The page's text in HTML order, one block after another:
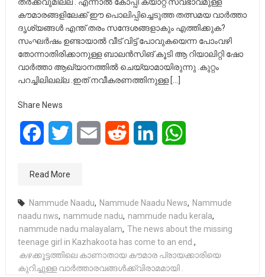
കൗമാരങ്ങളിലേക്ക്‌ ഈ പൊലിപ്പിച്ചെടുത്ത തത്സമയ വാർത്താ
ദൃശ്യങ്ങൾ എന്ത് തരം സന്ദേശങ്ങളാകും എത്തിക്കുക?
സംഘർഷം ഉണ്ടായാൽ വീട് വിട്ട് പോവുകയെന്ന പോംവഴി
തോന്നാതിരിക്കാനുള്ള ബാലൻസിങ് കൂടി ആ റിയാലിറ്റി ഷോ
വാർത്താ ആഖ്യാനത്തിൽ ചെയ്യാമായിരുന്നു .കുറ്റം
പറച്ചിലിലല്ല .ഇത് നവീകരണത്തിനുള്ള […]
Share News
FacebookTwitter Email Reddit LinkedIn
Read More
Nammude Naadu, Nammude Naadu News, Nammude
naadu nws, nammude nadu, nammude nadu kerala,
nammude nadu malayalam, The news about the missing
teenage girl in Kazhakoota has come to an end.,
കഴക്കൂട്ടത്തിലെ കാണാതായ കൗമാര പ്രായക്കാരിയെ
കുറിച്ചുള്ള വാർത്താരവങ്ങൾക്ക്‌വിരാമമായി .